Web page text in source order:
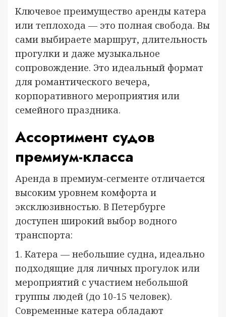
Ключевое преимущество аренды катера
или теплохода — это полная свобода. Вы
сами выбираете маршрут, длительность
прогулки и даже музыкальное
сопровождение. Это идеальный формат
для романтического вечера,
корпоративного мероприятия или
семейного праздника.
Ассортимент судов
премиум-класса
Аренда в премиум-сегменте отличается
высоким уровнем комфорта и
эксклюзивностью. В Петербурге
доступен широкий выбор водного
транспорта:
1. Катера — небольшие судна, идеально
подходящие для личных прогулок или
мероприятий с участием небольшой
группы людей (до 10-15 человек).
Современные катера обладают